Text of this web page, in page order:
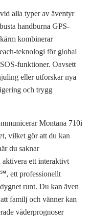
alla typer av äventyr
handburna GPS-
kombinerar
teknologi för global
funktioner. Oavsett
eller utforskar nya
och trygg
Montana 710i
vilket gör att du kan
du saknar
ett interaktivt
ett professionellt
runt. Du kan även
familj och vänner kan
väderprognoser